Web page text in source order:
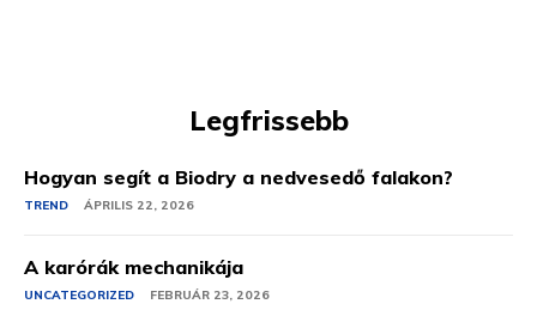
Legfrissebb
Hogyan segít a Biodry a nedvesedő falakon?
TREND ÁPRILIS 22, 2026
A karórák mechanikája
UNCATEGORIZED FEBRUÁR 23, 2026